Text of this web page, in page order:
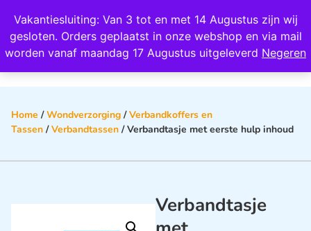
Vakantiesluiting: Van 3 tot en met 14 Augustus zijn wij
gesloten. Orders geplaatst in onze webshop en via mail
worden vanaf maandag 17 Augustus uitgeleverd Negeren
Wij scoren een 4,8 op Google
Home /Wondverzorging /Verbandkoffers en
Tassen /Verbandtassen / Verbandtasje met eerste hulp inhoud
Verbandtasje